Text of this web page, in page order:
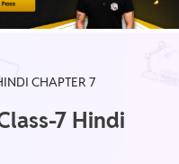
CHAPTER 7
7 Hindi